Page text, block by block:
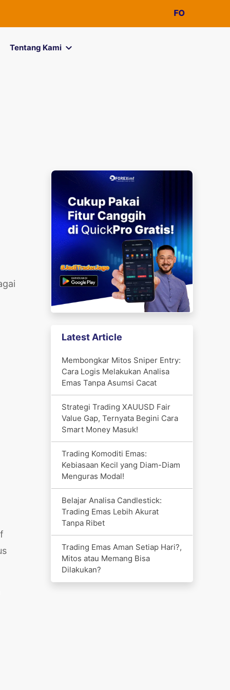
FOREXimfkini
Tentang Kami
Latest Article
Membongkar Mitos Sniper Entry:
Cara Logis Melakukan Analisa
Emas Tanpa Asumsi Cacat
Strategi Trading XAUUSD Fair
Value Gap, Ternyata Begini Cara
Smart Money Masuk!
Trading Komoditi Emas:
Kebiasaan Kecil yang Diam-Diam
Menguras Modal!
Belajar Analisa Candlestick:
Trading Emas Lebih Akurat
Tanpa Ribet
Trading Emas Aman Setiap Hari?,
Mitos atau Memang Bisa
Dilakukan?